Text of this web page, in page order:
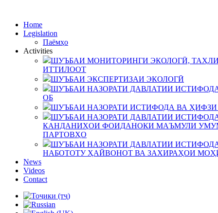
Home
Legislation
Паёмҳо
Activities
ШУЪБАИ МОНИТОРИНГИ ЭКОЛОГӢ,
ИТТИЛООТ
ШУЪБАИ ЭКСПЕРТИЗАИ ЭКОЛОГӢ
ШУЪБАИ НАЗОРАТИ ДАВЛАТИИ
ОБ
ШУЪБАИ НАЗОРАТИ ИСТИФОДА ВА
ШУЪБАИ НАЗОРАТИ ДАВЛАТИИ
КАНДАНИҲОИ ФОИДАНОКИ МАЪМУЛИ
ПАРТОВҲО
ШУЪБАИ НАЗОРАТИ ДАВЛАТИИ
НАБОТОТУ ҲАЙВОНОТ ВА ЗАХИРАҲОИ
News
Videos
Contact